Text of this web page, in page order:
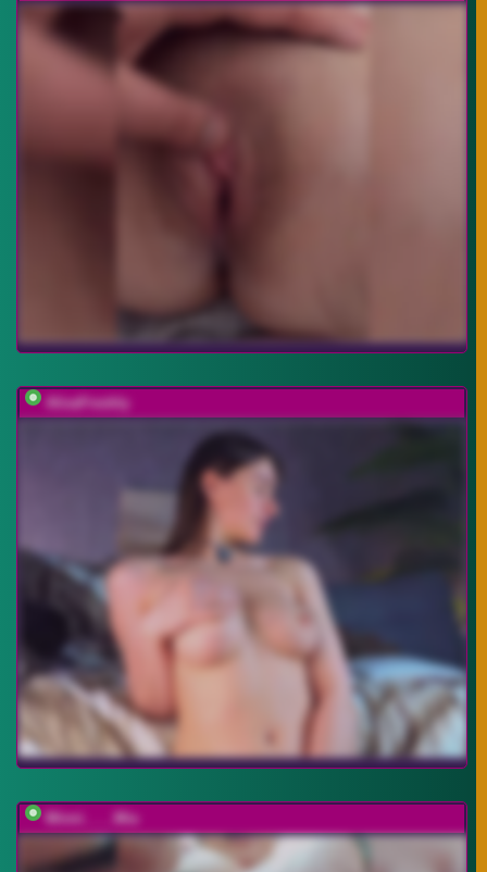
AlisaFreshly
Minni____Mia